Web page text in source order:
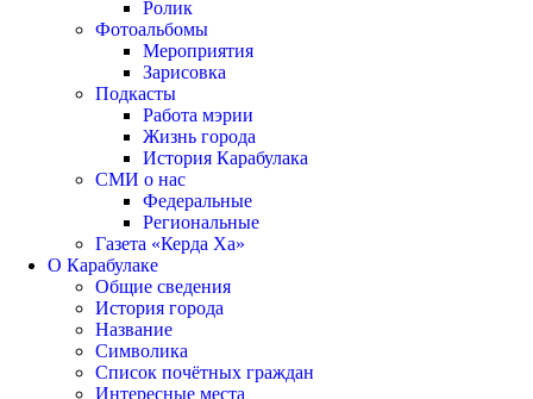
Ролик
Фотоальбомы
Мероприятия
Зарисовка
Подкасты
Работа мэрии
Жизнь города
История Карабулака
СМИ о нас
Федеральные
Региональные
Газета «Керда Ха»
О Карабулаке
Общие сведения
История города
Название
Символика
Список почётных граждан
Интересные места